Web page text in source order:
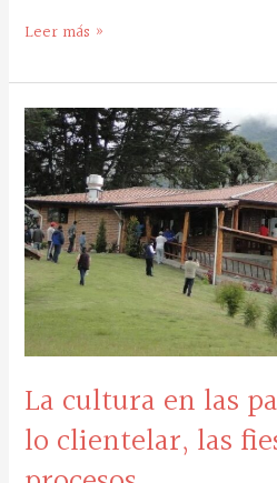
Leer más »
La cultura en las
lo clientelar, las
La
cultura
en
las
parroquias,
entre
lo
clientelar,
las
fiestas
y
procesos